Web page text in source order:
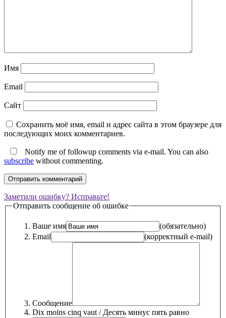
Имя
Email
Сайт
Сохранить моё имя, email и адрес сайта в этом браузере для
последующих моих комментариев.
Notify me of followup comments via e-mail. You can also
subscribe without commenting.
Заметили ошибку? Исправьте!
Отправить сообщение об ошибке
Ваше имя
(обязательно)
Email
(корректный e-mail)
Сообщение
Dix moins cinq vaut / Десять минус пять равно